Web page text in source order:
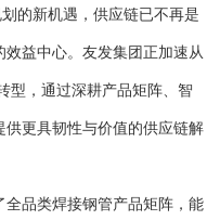
的新机遇，供应链已不再是
益中心。友发集团正加速从
型，通过深耕产品矩阵、智
更具韧性与价值的供应链解
品类焊接钢管产品矩阵，能